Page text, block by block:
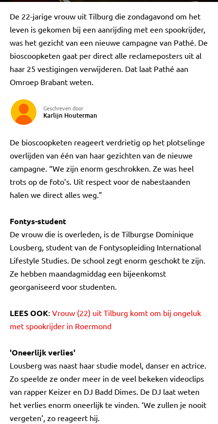
De 22-jarige vrouw uit Tilburg die zondagavond om het
leven is gekomen bij een aanrijding met een spookrijder,
was het gezicht van een nieuwe campagne van Pathé. De
bioscoopketen gaat per direct alle reclameposters uit al
haar 25 vestigingen verwijderen. Dat laat Pathé aan
Omroep Brabant weten.
Geschreven door
Karlijn Houterman
De bioscoopketen reageert verdrietig op het plotselinge
overlijden van één van haar gezichten van de nieuwe
campagne. “We zijn enorm geschrokken. Ze was heel
trots op de foto’s. Uit respect voor de nabestaanden
halen we direct alles weg.”
Fontys-student
De vrouw die is overleden, is de Tilburgse Dominique
Lousberg, student van de Fontysopleiding International
Lifestyle Studies. De school zegt enorm geschokt te zijn.
Ze hebben maandagmiddag een bijeenkomst
georganiseerd voor studenten.
LEES OOK: Vrouw (22) uit Tilburg komt om bij ongeluk
met spookrijder in Roermond
'Oneerlijk verlies'
Lousberg was naast haar studie model, danser en actrice.
Zo speelde ze onder meer in de veel bekeken videoclips
van rapper Keizer en DJ Badd Dimes. De DJ laat weten
het verlies enorm oneerlijk te vinden. ‘We zullen je nooit
vergeten’, zo reageert hij.